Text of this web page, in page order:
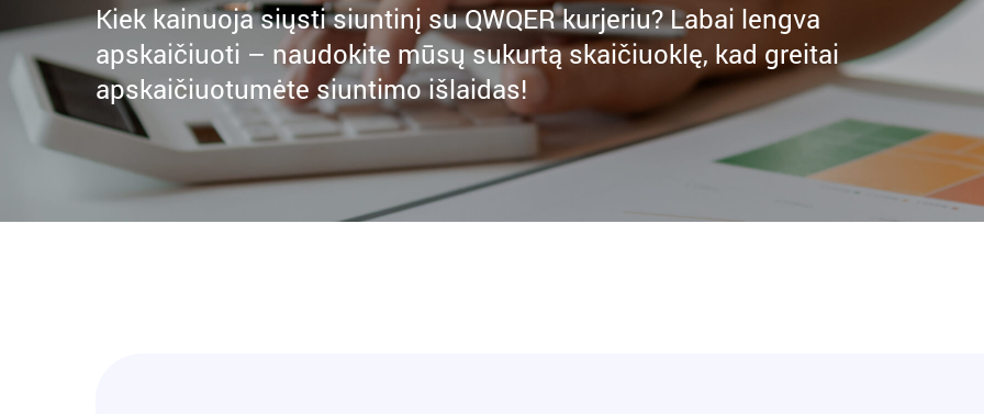
Kiek kainuoja siųsti siuntinį su QWQER kurjeriu? Labai lengva
apskaičiuoti – naudokite mūsų sukurtą skaičiuoklę, kad greitai
apskaičiuotumėte siuntimo išlaidas!